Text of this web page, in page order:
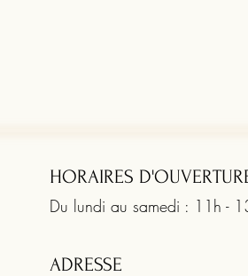
HORAIRES
Du lundi au samedi : 11h -
ADRESSE